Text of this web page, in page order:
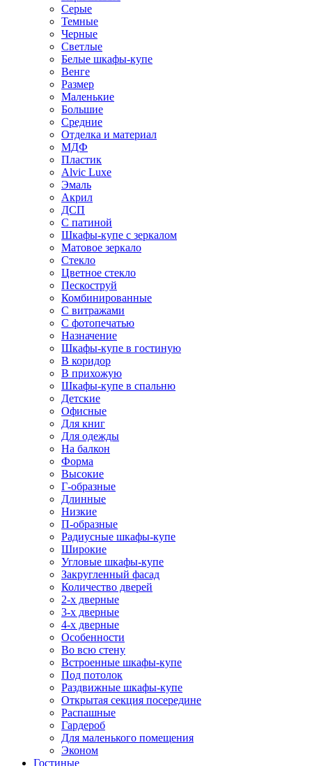
Серые
Темные
Черные
Светлые
Белые шкафы-купе
Венге
Размер
Маленькие
Большие
Средние
Отделка и материал
МДФ
Пластик
Alvic Luxe
Эмаль
Акрил
ДСП
С патиной
Шкафы-купе с зеркалом
Матовое зеркало
Стекло
Цветное стекло
Пескоструй
Комбинированные
С витражами
С фотопечатью
Назначение
Шкафы-купе в гостиную
В коридор
В прихожую
Шкафы-купе в спальню
Детские
Офисные
Для книг
Для одежды
На балкон
Форма
Высокие
Г-образные
Длинные
Низкие
П-образные
Радиусные шкафы-купе
Широкие
Угловые шкафы-купе
Закругленный фасад
Количество дверей
2-х дверные
3-х дверные
4-х дверные
Особенности
Во всю стену
Встроенные шкафы-купе
Под потолок
Раздвижные шкафы-купе
Открытая секция посередине
Распашные
Гардероб
Для маленького помещения
Эконом
Гостиные